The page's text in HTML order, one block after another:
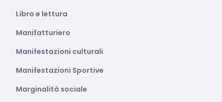
Libro e lettura
Manifatturiero
Manifestazioni culturali
Manifestazioni Sportive
Marginalità sociale